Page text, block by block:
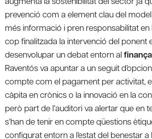
prevenció com a element clau del
més informació i pren responsabilitat en
cop finalitzada la intervenció del ponent
desenvolupar un debat entorn al
Raventós va apuntar a un seguit
compte com el pagament per activitat,
càpita en crònics o la innovació en la
però part de l’auditori va alertar que en
s’han de tenir en compte qüestions
configurat entorn a l’estat del benestar a